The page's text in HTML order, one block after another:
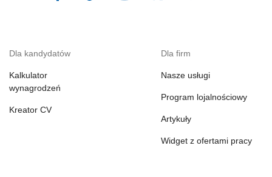
Dla kandydatów
Kalkulator
wynagrodzeń
Kreator CV
Dla firm
Nasze usługi
Program lojalnościowy
Artykuły
Widget z ofertami pracy